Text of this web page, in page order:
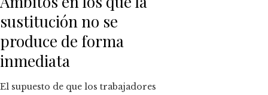
sustitución no se
produce de forma
inmediata
El supuesto de que los trabajadores